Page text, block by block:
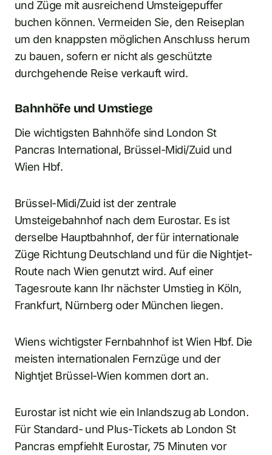
und Züge mit ausreichend Umsteigepuffer
buchen können. Vermeiden Sie, den Reiseplan
um den knappsten möglichen Anschluss herum
zu bauen, sofern er nicht als geschützte
durchgehende Reise verkauft wird.
Bahnhöfe und Umstiege
Die wichtigsten Bahnhöfe sind London St
Pancras International, Brüssel-Midi/Zuid und
Wien Hbf.
Brüssel-Midi/Zuid ist der zentrale
Umsteigebahnhof nach dem Eurostar. Es ist
derselbe Hauptbahnhof, der für internationale
Züge Richtung Deutschland und für die Nightjet-
Route nach Wien genutzt wird. Auf einer
Tagesroute kann Ihr nächster Umstieg in Köln,
Frankfurt, Nürnberg oder München liegen.
Wiens wichtigster Fernbahnhof ist Wien Hbf. Die
meisten internationalen Fernzüge und der
Nightjet Brüssel-Wien kommen dort an.
Eurostar ist nicht wie ein Inlandszug ab London.
Für Standard- und Plus-Tickets ab London St
Pancras empfiehlt Eurostar, 75 Minuten vor